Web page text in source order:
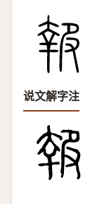
说文解字注